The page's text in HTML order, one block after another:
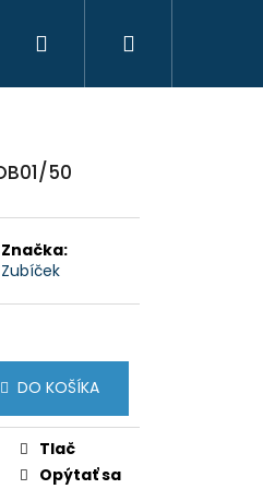
Prihlásenie
50
Značka:
Zubíček
DO KOŠÍKA
Tlač
Opýtať sa